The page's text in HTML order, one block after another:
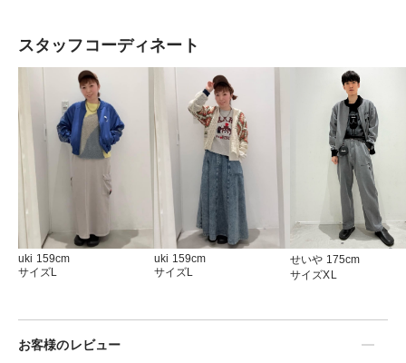
スタッフコーディネート
uki 159cm
サイズL
uki 159cm
サイズL
せいや 175cm
サイズXL
お客様のレビュー